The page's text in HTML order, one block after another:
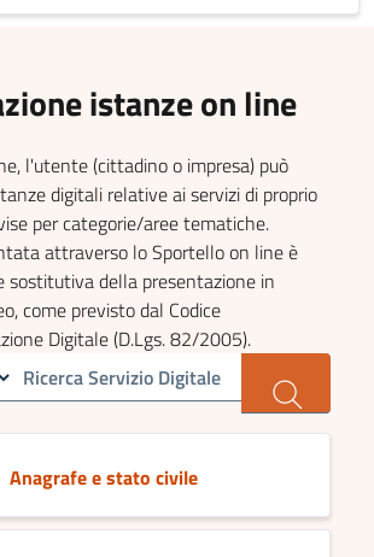
istanze on line
l'utente (cittadino o impresa) può
digitali relative ai servizi di proprio
per categorie/aree tematiche.
attraverso lo Sportello on line è
sostitutiva della presentazione in
come previsto dal Codice
Digitale (D.Lgs. 82/2005).
Anagrafe e stato civile